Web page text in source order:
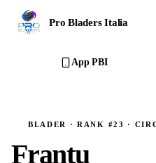
Pro Bladers Italia
Ranking
Regolamento
App PBI
BLADER · RANK #23 ·
Frantu